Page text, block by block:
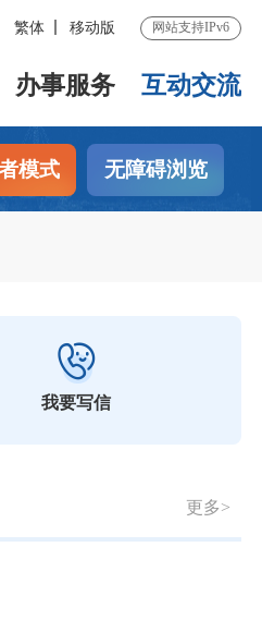
繁体 移动版 网站支持IPv6
办事服务 互动交流
模式 无障碍浏览
我要写信
更多>